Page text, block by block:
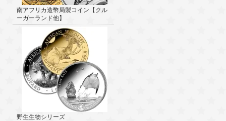
南アフリカ造幣局製コイン【クル
ーガーランド他】
野生生物シリーズ